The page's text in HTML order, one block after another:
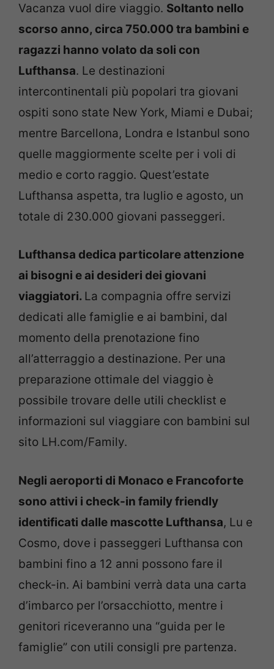
Vacanza vuol dire viaggio. Soltanto nello
scorso anno, circa 750.000 tra bambini e
ragazzi hanno volato da soli con
Lufthansa. Le destinazioni
intercontinentali più popolari tra giovani
ospiti sono state New York, Miami e Dubai;
mentre Barcellona, Londra e Istanbul sono
quelle maggiormente scelte per i voli di
medio e corto raggio. Quest’estate
Lufthansa aspetta, tra luglio e agosto, un
totale di 230.000 giovani passeggeri.
Lufthansa dedica particolare attenzione
ai bisogni e ai desideri dei giovani
viaggiatori. La compagnia offre servizi
dedicati alle famiglie e ai bambini, dal
momento della prenotazione fino
all’atterraggio a destinazione. Per una
preparazione ottimale del viaggio è
possibile trovare delle utili checklist e
informazioni sul viaggiare con bambini sul
sito LH.com/Family.
Negli aeroporti di Monaco e Francoforte
sono attivi i check-in family friendly
identificati dalle mascotte Lufthansa, Lu e
Cosmo, dove i passeggeri Lufthansa con
bambini fino a 12 anni possono fare il
check-in. Ai bambini verrà data una carta
d’imbarco per l’orsacchiotto, mentre i
genitori riceveranno una “guida per le
famiglie” con utili consigli pre partenza.